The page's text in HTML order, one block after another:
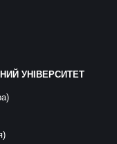
УНІВЕРСИТЕТ